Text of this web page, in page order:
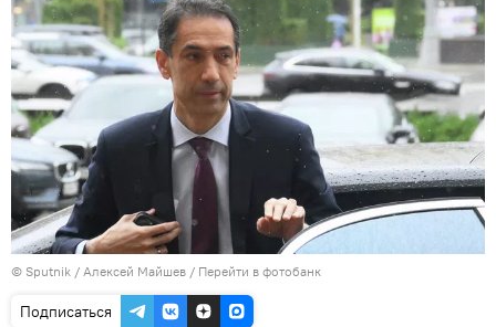
© Sputnik / Алексей Майшев / Перейти в фотобанк
Подписаться